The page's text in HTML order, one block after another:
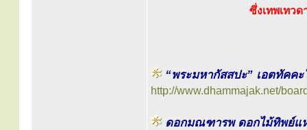
ซึ่งเทพเทว
“พระมหากัสสปะ” เอตทัคคะ
http://www.dhammajak.net/
ดอกมณฑารพ ดอกไม้ทิพย์แ